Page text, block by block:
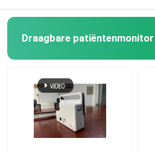
Telehealth Dringende Zorg
De Klemmen van het bedspoor
Draagbare patiëntenmonitor